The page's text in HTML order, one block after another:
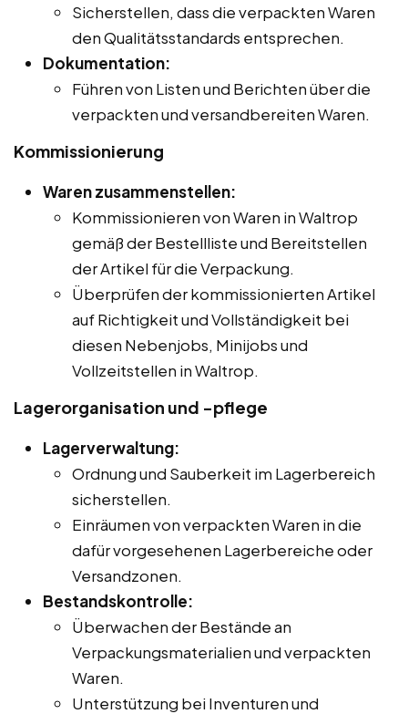
Sicherstellen, dass die verpackten Waren
den Qualitätsstandards entsprechen.
Dokumentation:
Führen von Listen und Berichten über die
verpackten und versandbereiten Waren.
Kommissionierung
Waren zusammenstellen:
Kommissionieren von Waren in Waltrop
gemäß der Bestellliste und Bereitstellen
der Artikel für die Verpackung.
Überprüfen der kommissionierten Artikel
auf Richtigkeit und Vollständigkeit bei
diesen Nebenjobs, Minijobs und
Vollzeitstellen in Waltrop.
Lagerorganisation und -pflege
Lagerverwaltung:
Ordnung und Sauberkeit im Lagerbereich
sicherstellen.
Einräumen von verpackten Waren in die
dafür vorgesehenen Lagerbereiche oder
Versandzonen.
Bestandskontrolle:
Überwachen der Bestände an
Verpackungsmaterialien und verpackten
Waren.
Unterstützung bei Inventuren und